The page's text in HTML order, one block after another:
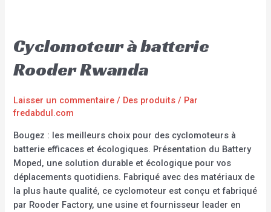
Cyclomoteur à batterie
Rooder Rwanda
Laisser un commentaire / Des produits / Par
fredabdul.com
Bougez : les meilleurs choix pour des cyclomoteurs à
batterie efficaces et écologiques. Présentation du Battery
Moped, une solution durable et écologique pour vos
déplacements quotidiens. Fabriqué avec des matériaux de
la plus haute qualité, ce cyclomoteur est conçu et fabriqué
par Rooder Factory, une usine et fournisseur leader en